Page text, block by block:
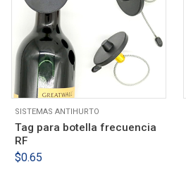
SISTEMAS ANTIHURTO
Tag para botella frecuencia
RF
$0.65